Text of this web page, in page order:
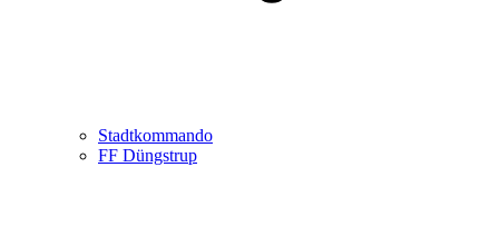
Stadtkommando
FF Düngstrup